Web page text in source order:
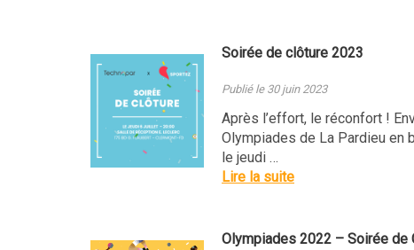
Soirée de clôture 2023
Publié le 30 juin 2023
Après l’effort, le réconfort !
Olympiades de La Pardieu en
le jeudi …
Lire la suite
Olympiades 2022 – Soirée de